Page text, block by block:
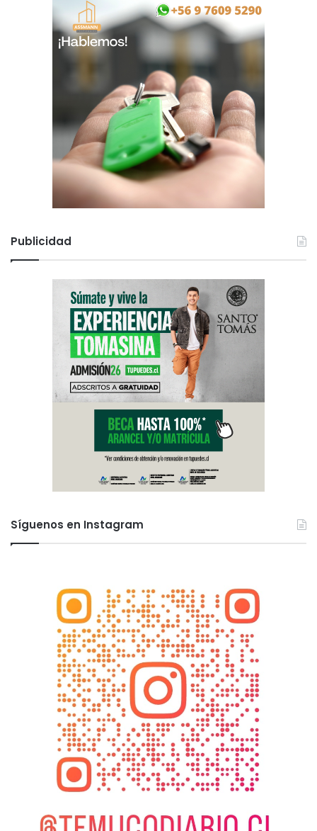
Publicidad
Síguenos en Instagram